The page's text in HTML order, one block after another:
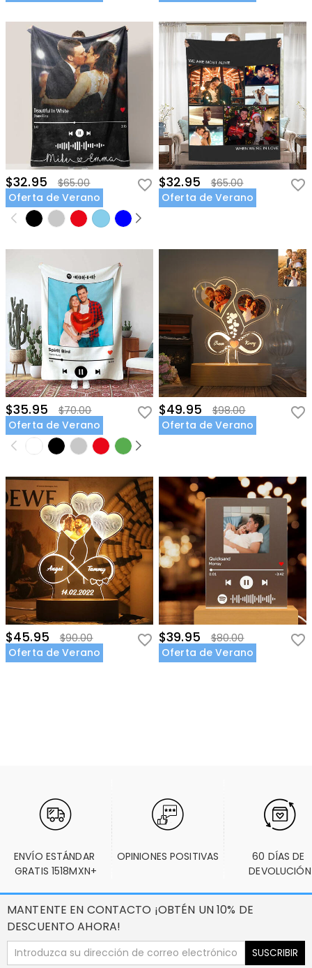
$32.95
$65.00
Oferta de Verano
$32.95
$65.00
Oferta de Verano
$35.95
$70.00
Oferta de Verano
$49.95
$98.00
Oferta de Verano
$45.95
$90.00
Oferta de Verano
$39.95
$80.00
Oferta de Verano
ENVÍO ESTÁNDAR
GRATIS 1518MXN+
OPINIONES POSITIVAS
60 DÍAS DE
DEVOLUCIÓN
MANTENTE EN CONTACTO ¡OBTÉN UN 10% DE
DESCUENTO AHORA!
SUSCRIBIR